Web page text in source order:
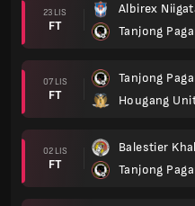
23 LIS
FT
Albirex
Tanjong
07 LIS
FT
Tanjong
Hougang
02 LIS
FT
Balestier
Tanjong